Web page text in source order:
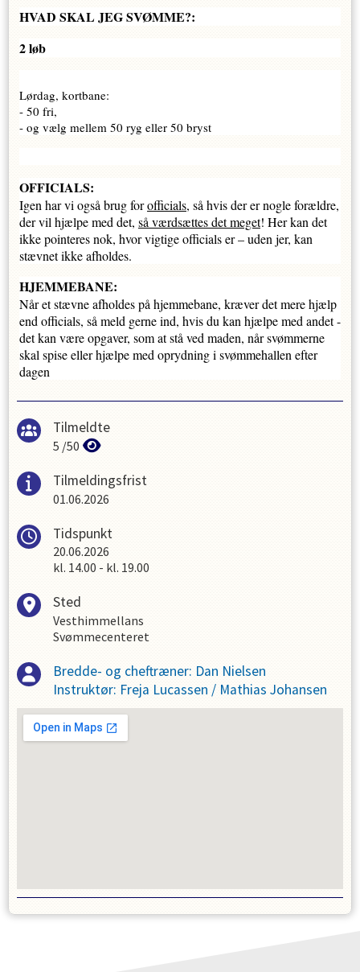
HVAD SKAL JEG SVØMME?:
2 løb
Lørdag, kortbane:
- 50 fri,
- og vælg mellem 50 ryg eller 50 bryst
OFFICIALS:
Igen har vi også brug forofficials, så hvis der er nogle forældre,
der vil hjælpe med det, så værdsættes det meget! Her kan det
ikke pointeres nok, hvor vigtige officials er – uden jer, kan
stævnet ikke afholdes.
HJEMMEBANE:
Når et stævne afholdes på hjemmebane, kræver det mere hjælp
end officials, så meld gerne ind, hvis du kan hjælpe med andet -
det kan være opgaver, som at stå ved maden, når svømmerne
skal spise eller hjælpe med oprydning i svømmehallen efter
dagen
Tilmeldte
5 /50
Tilmeldingsfrist
01.06.2026
Tidspunkt
20.06.2026
kl. 14.00 - kl. 19.00
Sted
Vesthimmellans
Svømmecenteret
Bredde- og cheftræner: Dan Nielsen
Instruktør: Freja Lucassen / Mathias Johansen